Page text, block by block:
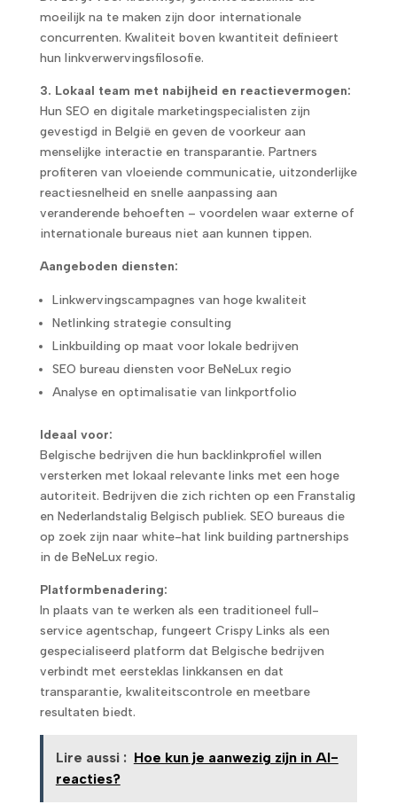
moeilijk na te maken zijn door internationale
concurrenten. Kwaliteit boven kwantiteit definieert
hun linkverwervingsfilosofie.
3. Lokaal team met nabijheid en reactievermogen:
Hun SEO en digitale marketingspecialisten zijn
gevestigd in België en geven de voorkeur aan
menselijke interactie en transparantie. Partners
profiteren van vloeiende communicatie, uitzonderlijke
reactiesnelheid en snelle aanpassing aan
veranderende behoeften – voordelen waar externe of
internationale bureaus niet aan kunnen tippen.
Aangeboden diensten:
Linkwervingscampagnes van hoge kwaliteit
Netlinking strategie consulting
Linkbuilding op maat voor lokale bedrijven
SEO bureau diensten voor BeNeLux regio
Analyse en optimalisatie van linkportfolio
Ideaal voor:
Belgische bedrijven die hun backlinkprofiel willen
versterken met lokaal relevante links met een hoge
autoriteit. Bedrijven die zich richten op een Franstalig
en Nederlandstalig Belgisch publiek. SEO bureaus die
op zoek zijn naar white-hat link building partnerships
in de BeNeLux regio.
Platformbenadering:
In plaats van te werken als een traditioneel full-
service agentschap, fungeert Crispy Links als een
gespecialiseerd platform dat Belgische bedrijven
verbindt met eersteklas linkkansen en dat
transparantie, kwaliteitscontrole en meetbare
resultaten biedt.
Lire aussi : Hoe kun je aanwezig zijn in AI-
reacties?